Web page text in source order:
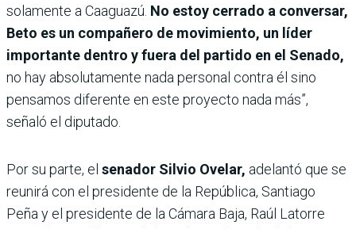
solamente a Caaguazú. No estoy cerrado a conversar,
Beto es un compañero de movimiento, un líder
importante dentro y fuera del partido en el Senado,
no hay absolutamente nada personal contra él sino
pensamos diferente en este proyecto nada más”,
señaló el diputado.
Por su parte, el senador Silvio Ovelar, adelantó que se
reunirá con el presidente de la República, Santiago
Peña y el presidente de la Cámara Baja, Raúl Latorre